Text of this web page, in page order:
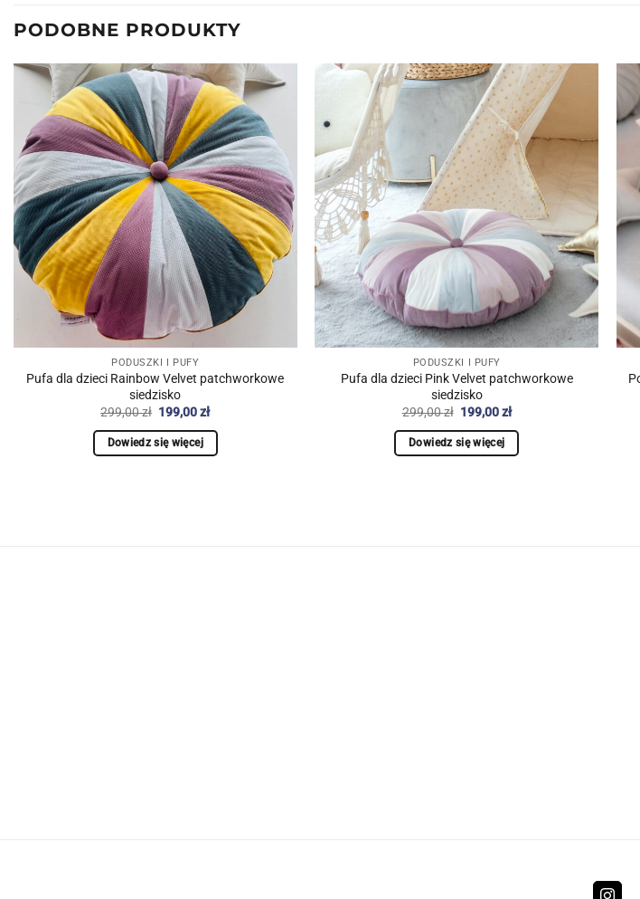
PODOBNE PRODUKTY
PODUSZKI I PUFY
Pufa dla dzieci Rainbow Velvet patchworkowe
siedzisko
299,00zł Pierwotna
wynosiła:
299,00 zł.
199,00złAktualna
wynosi:
199,00 zł.
Dowiedz się więcej
PODUSZKI I PUFY
Pufa dla dzieci Pink Velvet patchworkowe
siedzisko
299,00zł Pierwotna
wynosiła:
299,00 zł.
199,00złAktualna
wynosi:
199,00 zł.
Dowiedz się więcej